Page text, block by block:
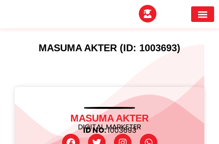
MASUMA AKTER (ID: 1003693)
MASUMA AKTER
DIGITAL MARKETER
ID NO:1003693